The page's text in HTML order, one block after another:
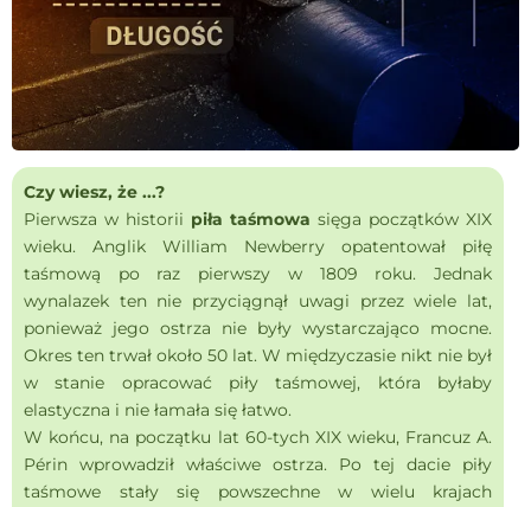
Czy wiesz, że ...?
Pierwsza w historii piła taśmowa sięga początków XIX
wieku. Anglik William Newberry opatentował piłę
taśmową po raz pierwszy w 1809 roku. Jednak
wynalazek ten nie przyciągnął uwagi przez wiele lat,
ponieważ jego ostrza nie były wystarczająco mocne.
Okres ten trwał około 50 lat. W międzyczasie nikt nie był
w stanie opracować piły taśmowej, która byłaby
elastyczna i nie łamała się łatwo.
W końcu, na początku lat 60-tych XIX wieku, Francuz A.
Périn wprowadził właściwe ostrza. Po tej dacie piły
taśmowe stały się powszechne w wielu krajach